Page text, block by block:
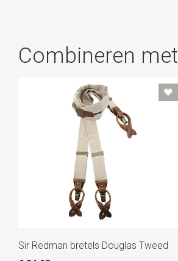
Combineren met
Sir Redman bretels Douglas Tweed